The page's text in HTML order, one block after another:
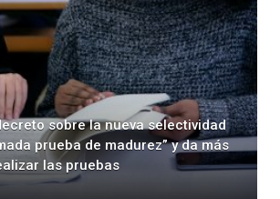
sobre la nueva selectividad
prueba de madurez” y da más
las pruebas